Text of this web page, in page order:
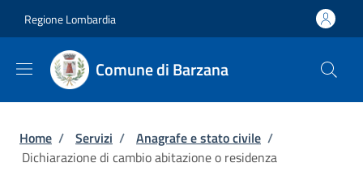
Regione Lombardia
Comune di Barzana
Briciole di pane
Home / Servizi / Anagrafe e stato civile /
Dichiarazione di cambio abitazione o residenza